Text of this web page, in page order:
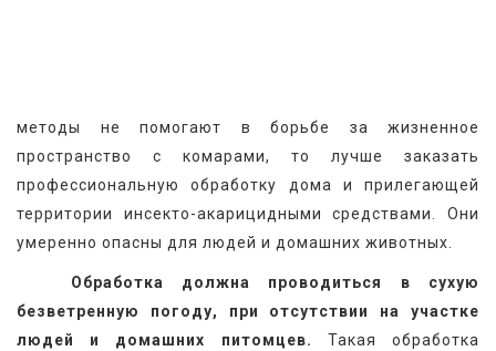
методы не помогают в борьбе за жизненное
пространство с комарами, то лучше заказать
профессиональную обработку дома и прилегающей
территории инсекто-акарицидными средствами. Они
умеренно опасны для людей и домашних животных.
Обработка должна проводиться в сухую
безветренную погоду, при отсутствии на участке
людей и домашних питомцев.
Такая обработка